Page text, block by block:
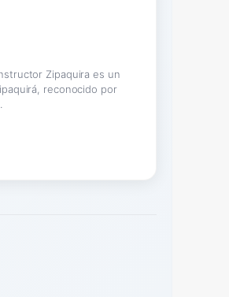
Zipaquira es un
reconocido por